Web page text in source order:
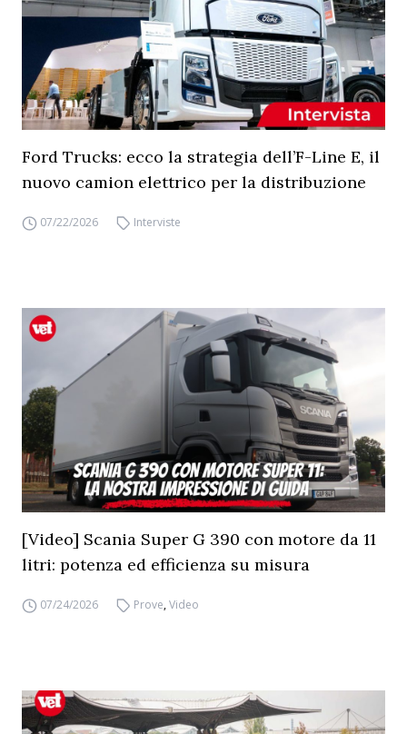
Ford Trucks: ecco la strategia dell’F-Line E, il
nuovo camion elettrico per la distribuzione
07/22/2026 Interviste
[Video] Scania Super G 390 con motore da 11
litri: potenza ed efficienza su misura
07/24/2026 Prove,Video